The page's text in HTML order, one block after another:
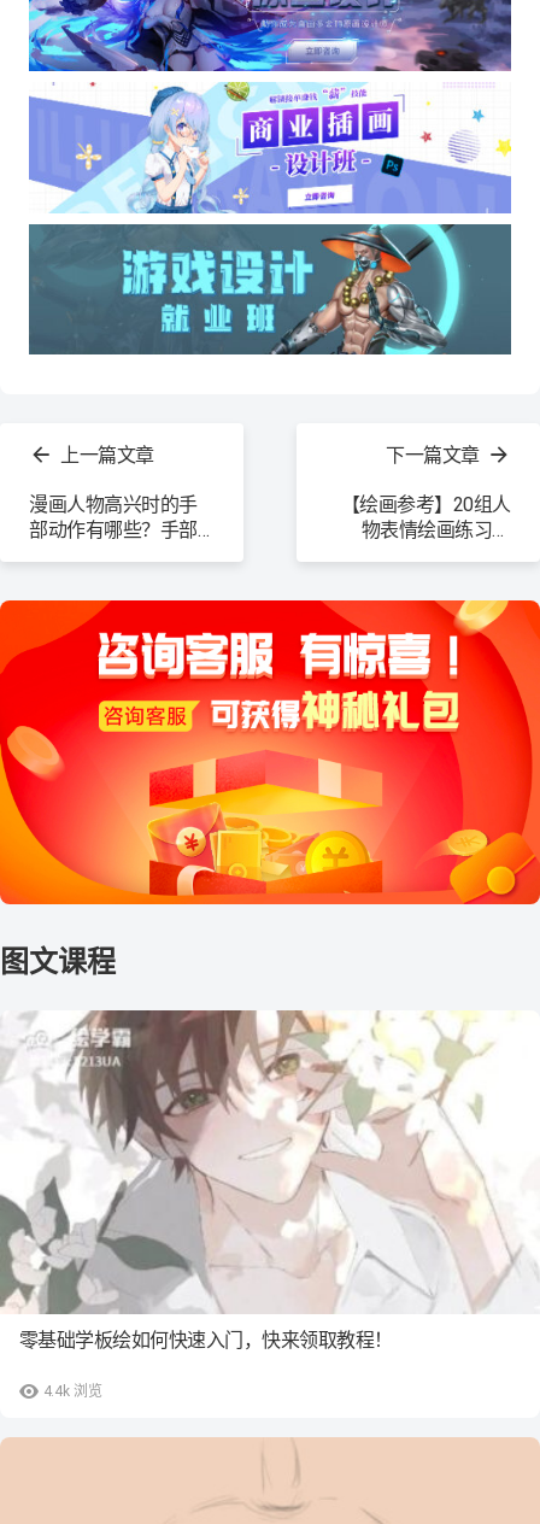
上一篇文章
漫画人物高兴时的手
部动作有哪些？手部
下一篇文章
【绘画参考】20组人
物表情绘画练习素
4.4k 浏览
零基础学板绘如何快速入门，快来领取教程！